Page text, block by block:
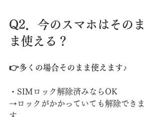
Q2．今のスマホはそのま
ま使える？
👉多くの場合そのまま使えます♪
・SIMロック解除済みならOK
→ロックがかかっていても解除できま